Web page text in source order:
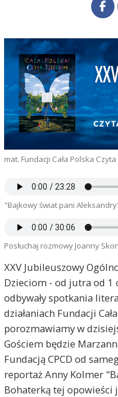
mat. Fundacji Cała Polska
"Bajkowy świat pani
Posłuchaj rozmowy Joanny
XXV Jubileuszowy
Dzieciom - od jutra od 1
odbywały spotkania
działaniach Fundacji
porozmawiamy w
Gościem będzie
Fundacją CPCD od
reportaż Anny Kolmer
Bohaterką tej opowieści